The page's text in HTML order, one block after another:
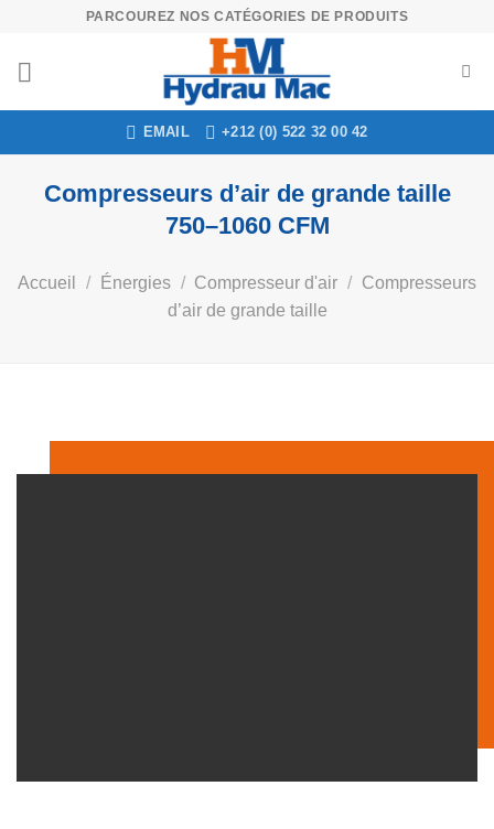
content
PARCOUREZ NOS CATÉGORIES DE PRODUITS
EMAIL +212 (0) 522 32 00 42
Compresseurs d’air de grande taille
750–1060 CFM
Accueil / Énergies / Compresseur d'air / Compresseurs
d’air de grande taille